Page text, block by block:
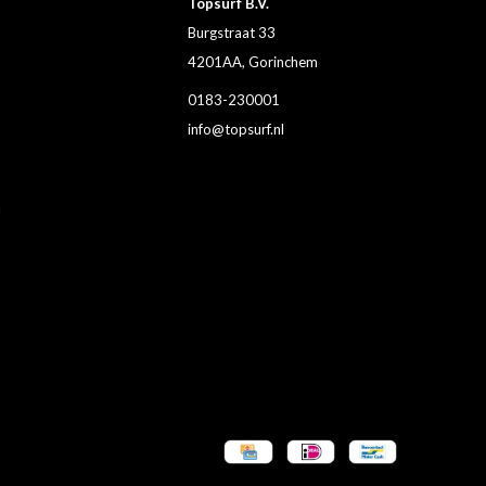
Burgstraat 33
4201AA, Gorinchem
0183-230001
info@topsurf.nl